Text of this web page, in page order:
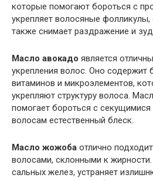
которые помогают бороться с
укрепляет волосяные фолликулы,
также снимает раздражение и
Масло авокадо является
укрепления волос. Оно содержит
витаминов и микроэлементов,
укрепляют структуру волоса.
помогает бороться с
волосам естественный блеск.
Масло жожоба отлично
волосами, склонными к жирности.
сальных желез, устраняет